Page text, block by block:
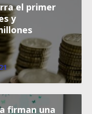
el primer
y
firman una